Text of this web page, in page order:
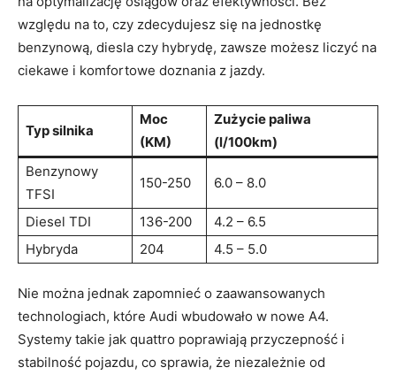
względu na to, czy zdecydujesz się na jednostkę
benzynową, diesla czy hybrydę, zawsze możesz liczyć na
ciekawe i komfortowe doznania z jazdy.
Typ silnika
Moc
(KM)
Zużycie paliwa
(l/100km)
Benzynowy
TFSI
150-250 6.0 – 8.0
Diesel TDI 136-200
4.2 – 6.5
Hybryda
204 4.5 – 5.0
Nie można jednak zapomnieć o zaawansowanych
technologiach, które Audi wbudowało w nowe A4.
Systemy takie jak quattro poprawiają przyczepność i
stabilność pojazdu, co sprawia, że niezależnie od